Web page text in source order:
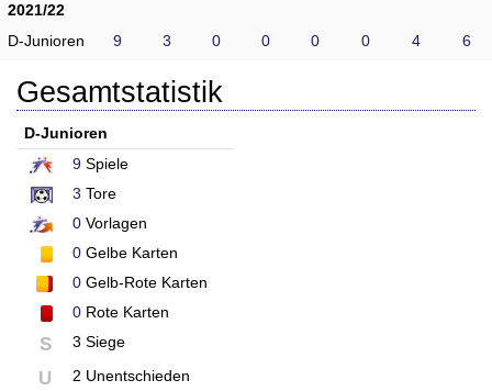
2021/22
D-Junioren
9 3 0 0 0 0 4 6
Gesamtstatistik
D-Junioren
9 Spiele
3 Tore
0 Vorlagen
0 Gelbe Karten
0 Gelb-Rote Karten
0 Rote Karten
S 3 Siege
U 2 Unentschieden